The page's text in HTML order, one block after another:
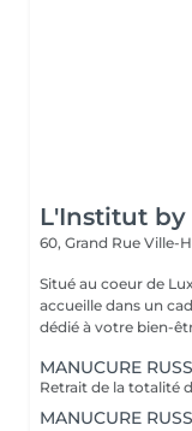
L'Institut by
60, Grand Rue Ville-
Situé au coeur de
accueille dans un
MANUCURE
MANUCURE